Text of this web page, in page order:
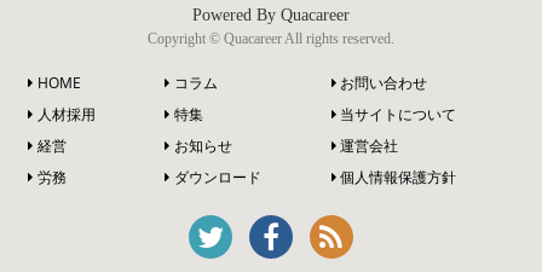
Powered By Quacareer
Copyright © Quacareer All rights reserved.
HOME
人材採用
経営
労務
コラム
特集
お知らせ
ダウンロード
お問い合わせ
当サイトについて
運営会社
個人情報保護方針